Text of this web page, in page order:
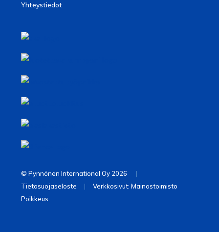
Yhteystiedot
© Pynnönen International Oy 2026
|
Tietosuojaseloste
|
Verkkosivut: Mainostoimisto
Poikkeus